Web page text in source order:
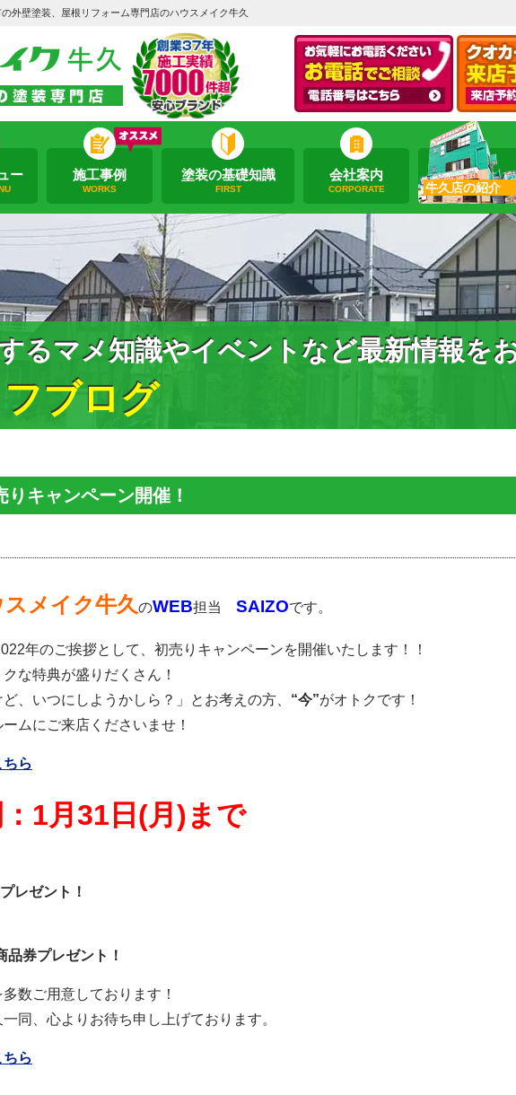
外壁塗装、屋根リフォーム専門店のハウスメイク牛久
ー 施工事例
WORKS
塗装の基礎知識
FIRST
会社案内
CORPORATE 牛久店の紹介
るマメ知識やイベントなど最新情報を
ブログ
キャンペーン開催！
メイク牛久のWEB担当 SAIZOです。
年のご挨拶として、初売りキャンペーンを開催いたします！！
な特典が盛りだくさん！
ど、いつにしようかしら？」とお考えの方、 “今”がオトクです！
ムにご来店くださいませ！
ら
1月31日(月)まで
レゼント！
品券プレゼント！
数ご用意しております！
同、心よりお待ち申し上げております。
ら